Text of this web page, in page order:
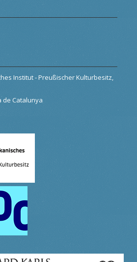
Institut - Preußischer Kulturbesitz,
de Catalunya